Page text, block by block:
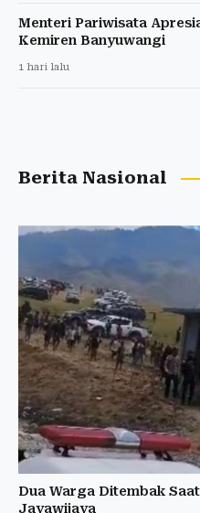
Menteri Pariwisata
Kemiren Banyuwangi
1 hari lalu
Berita Nasional
Dua Warga Ditembak
Jayawijaya